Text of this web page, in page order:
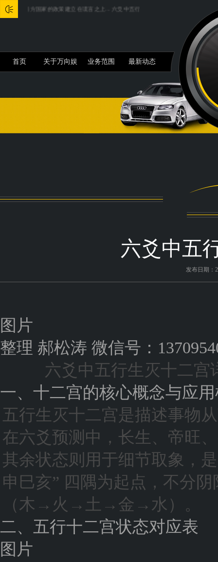
西方国家的政策建立在谎言之上... 六爻中五行生灭十二宫详解... iPhone16e最新
首页 关于万向娱 业务范围 最新动态
六爻中五
发布日期：
图片
整理 郝松涛 微信号：
六爻中五行生灭十二
一、十二宫的核心概念与应
五行生灭十二宫是描述事物
在六爻预测中，长生、帝旺
其余状态则用于细节取象，
申巳亥” 四隅为起点，不分
（木→火→土→金→水）。
二、五行十二宫状态对应表
图片